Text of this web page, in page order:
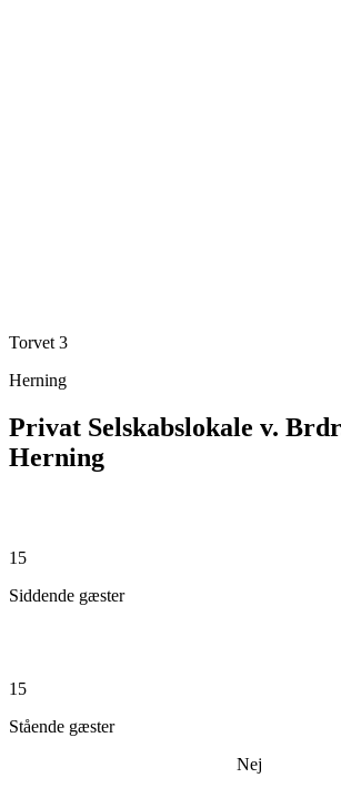
Torvet 3
Herning
Privat Selskabslokale v.
Herning
15
Siddende gæster
15
Stående gæster
Nej